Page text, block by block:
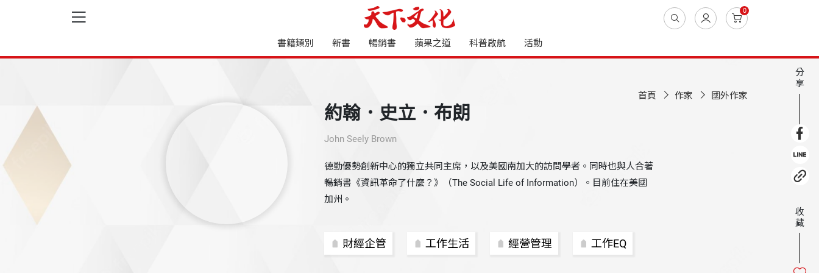
0
書籍類別 新書 暢銷書 蘋果之道 科普啟航 活動
首頁 作家 國外作家
約翰．史立．布朗
John Seely Brown
德勤優勢創新中心的獨立共同主席，以及美國南加大的訪問學者。同時也與人合著
暢銷書《資訊革命了什麼？》（The Social Life of Information）。目前住在美國
加州。
財經企管 工作生活 經營管理 工作EQ
分
享
收
藏